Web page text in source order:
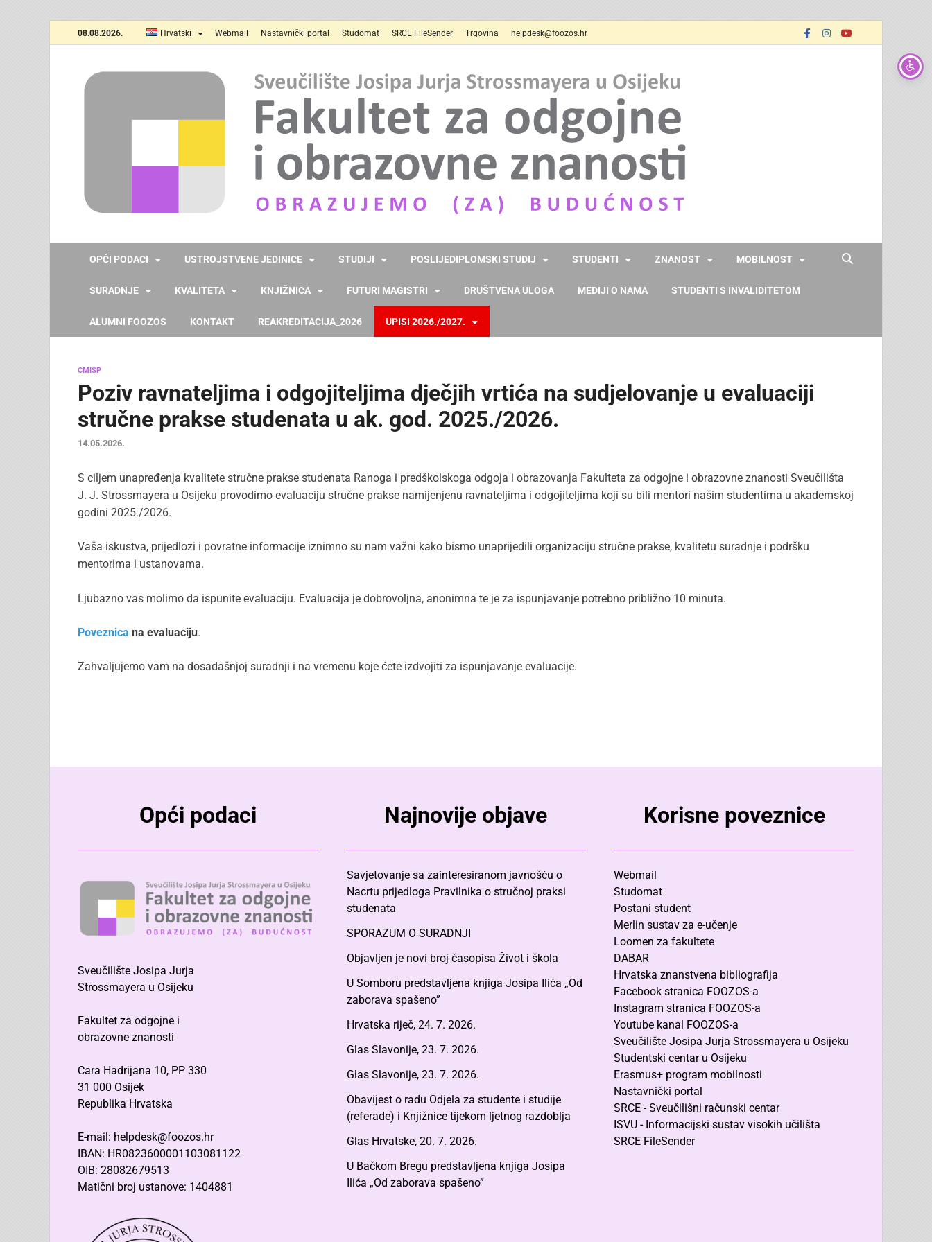
08.08.2026. Hrvatski Webmail Nastavnički portal Studomat SRCE FileSender Trgovina helpdesk@foozos.hr
OPĆI PODACI USTROJSTVENE JEDINICE STUDIJI POSLIJEDIPLOMSKI STUDIJ STUDENTI ZNANOST MOBILNOST
SURADNJE KVALITETA KNJIŽNICA FUTURI MAGISTRI DRUŠTVENA ULOGA MEDIJI O NAMA STUDENTI S INVALIDITETOM
ALUMNI FOOZOS KONTAKT REAKREDITACIJA_2026 UPISI 2026./2027.
CMISP
Poziv ravnateljima i odgojiteljima dječjih vrtića na sudjelovanje u evaluaciji
stručne prakse studenata u ak. god. 2025./2026.
14.05.2026.
S ciljem unapređenja kvalitete stručne prakse studenata Ranoga i predškolskoga odgoja i obrazovanja Fakulteta za odgojne i obrazovne znanosti Sveučilišta
J. J. Strossmayera u Osijeku provodimo evaluaciju stručne prakse namijenjenu ravnateljima i odgojiteljima koji su bili mentori našim studentima u akademskoj
godini 2025./2026.
Vaša iskustva, prijedlozi i povratne informacije iznimno su nam važni kako bismo unaprijedili organizaciju stručne prakse, kvalitetu suradnje i podršku
mentorima i ustanovama.
Ljubazno vas molimo da ispunite evaluaciju. Evaluacija je dobrovoljna, anonimna te je za ispunjavanje potrebno približno 10 minuta.
Poveznica na evaluaciju.
Zahvaljujemo vam na dosadašnjoj suradnji i na vremenu koje ćete izdvojiti za ispunjavanje evaluacije.
Opći podaci
Sveučilište Josipa Jurja
Strossmayera u Osijeku
Fakultet za odgojne i
obrazovne znanosti
Cara Hadrijana 10, PP 330
31 000 Osijek
Republika Hrvatska
E-mail: helpdesk@foozos.hr
IBAN: HR0823600001103081122
OIB: 28082679513
Matični broj ustanove: 1404881
Najnovije objave
Savjetovanje sa zainteresiranom javnošću o
Nacrtu prijedloga Pravilnika o stručnoj praksi
studenata
SPORAZUM O SURADNJI
Objavljen je novi broj časopisa Život i škola
U Somboru predstavljena knjiga Josipa Ilića „Od
zaborava spašeno”
Hrvatska riječ, 24. 7. 2026.
Glas Slavonije, 23. 7. 2026.
Glas Slavonije, 23. 7. 2026.
Obavijest o radu Odjela za studente i studije
(referade) i Knjižnice tijekom ljetnog razdoblja
Glas Hrvatske, 20. 7. 2026.
U Bačkom Bregu predstavljena knjiga Josipa
Ilića „Od zaborava spašeno”
Korisne poveznice
Webmail
Studomat
Postani student
Merlin sustav za e-učenje
Loomen za fakultete
DABAR
Hrvatska znanstvena bibliografija
Facebook stranica FOOZOS-a
Instagram stranica FOOZOS-a
Youtube kanal FOOZOS-a
Sveučilište Josipa Jurja Strossmayera u Osijeku
Studentski centar u Osijeku
Erasmus+ program mobilnosti
Nastavnički portal
SRCE - Sveučilišni računski centar
ISVU - Informacijski sustav visokih učilišta
SRCE FileSender